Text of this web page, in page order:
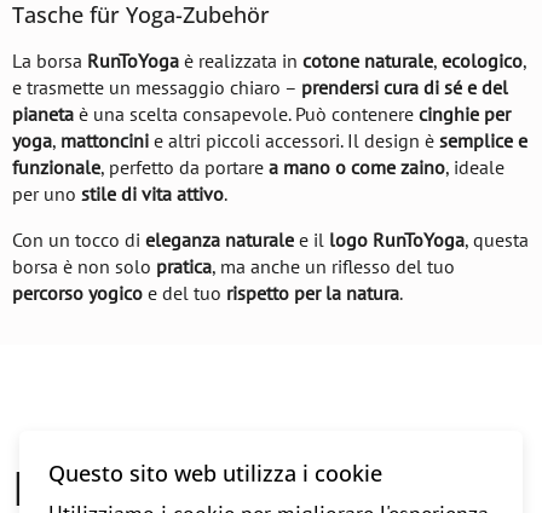
Questo sito web utilizza i cookie
Tasche für Yoga-Zubehör
La borsa RunToYoga è realizzata in cotone naturale, ecologico,
e trasmette un messaggio chiaro – prendersi cura di sé e del
pianeta è una scelta consapevole. Può contenere cinghie per
yoga, mattoncini e altri piccoli accessori. Il design è semplice e
funzionale, perfetto da portare a mano o come zaino, ideale
per uno stile di vita attivo.
Con un tocco di eleganza naturale e il logo RunToYoga, questa
borsa è non solo pratica, ma anche un riflesso del tuo
percorso yogico e del tuo rispetto per la natura.
Recensioni degli utenti